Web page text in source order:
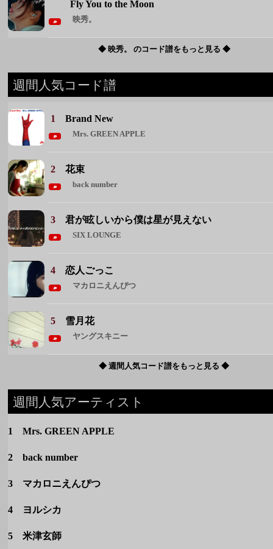
1 Brand New
Mrs. GREEN APPLE
2花束
back number
3君が眩しいから僕は星が見えない
4恋人ごっこ
5雪月花
◆ 週間人気コード譜をもっと見る ◆
1 Mrs. GREEN APPLE
3 マカロニえんぴつ
4 ヨルシカ
定番